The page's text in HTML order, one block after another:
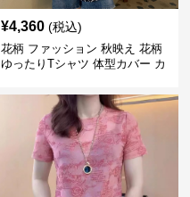
¥4,360 (税込)
花柄 ファッション 秋映え 花柄
ゆったりTシャツ 体型カバー カ